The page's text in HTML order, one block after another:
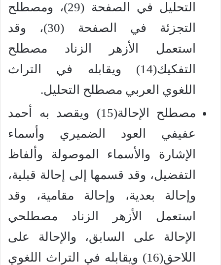
التحليل في الصفحة (29)، ومصطلح
التجزئة في الصفحة (30)، وقد
استعمل الأزهر الزناد مصطلح
التفكيك(14) ويقابله في التراث
اللغوي العربي مصطلح التحليل.
مصطلح الإحالة(15) ويقصد به أحمد
عفيفي العود الضميري وأسماء
الإشارة والأسماء الموصولة وألفاظ
التفضيل، وقد قسمها إلى إحالة قبلية،
وإحالة بعدية، وإحالة مقامية، وقد
استعمل الأزهر الزناد مصطلحي
الإحالة على السابق، والإحالة على
اللاحق(16) ويقابله في التراث اللغوي